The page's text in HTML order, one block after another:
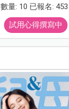
數量: 10 已報名: 453
試用心得撰寫中